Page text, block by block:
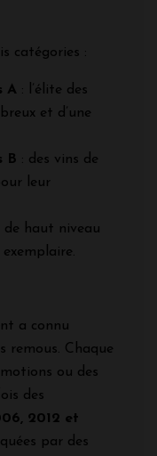
catégories :
A : l’élite des
et d’une
B : des vins de
leur
de haut niveau
a connu
remous. Chaque
ou des
des
2012 et
par des